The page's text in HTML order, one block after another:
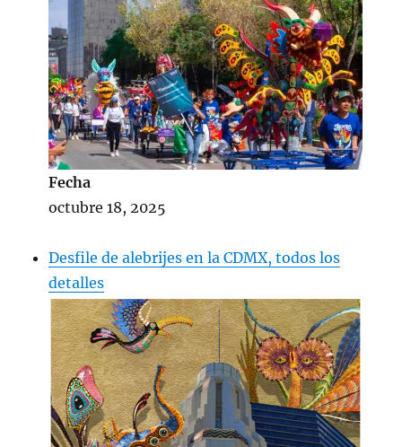
Fecha
octubre 18, 2025
Desfile de alebrijes en la CDMX, todos los
detalles